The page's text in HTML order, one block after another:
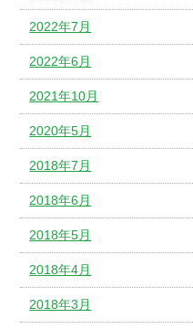
2022年7月
2022年6月
2021年10月
2020年5月
2018年7月
2018年6月
2018年5月
2018年4月
2018年3月